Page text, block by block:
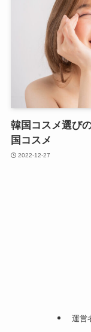
韓国コスメ選び
国コスメ
2022-12-27
運営